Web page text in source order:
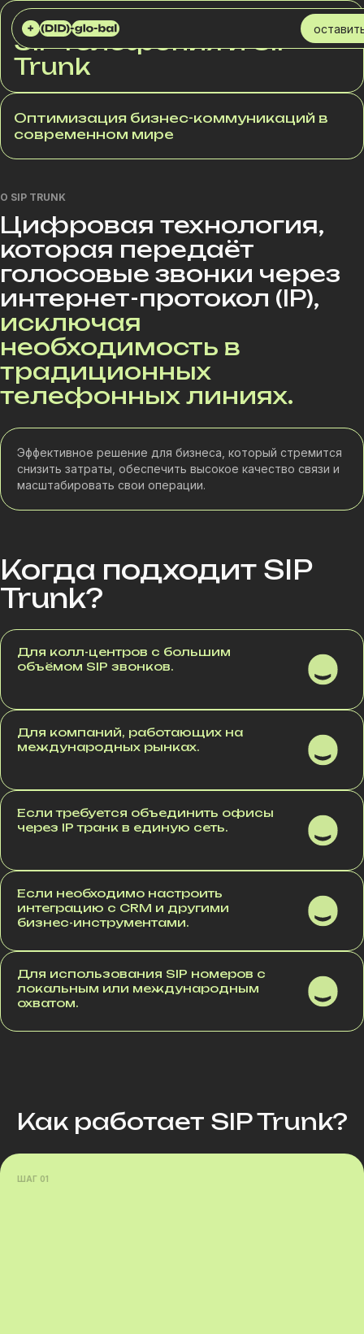
Оптимизация бизнес-коммуникаций в
современном мире
DID GLOBAL УСЛУГИ
SIP телефония и SIP
Trunk
Эффективное решение для бизнеса, который стремится
снизить затраты, обеспечить высокое качество связи и
масштабировать свои операции.
О SIP TRUNK
Цифровая технология,
которая передаёт
голосовые звонки через
интернет-протокол (IP),
исключая
необходимость в
традиционных
телефонных линиях.
Когда подходит SIP
Trunk?
Для колл-центров с большим
объёмом SIP звонков.
Для компаний, работающих на
международных рынках.
Если требуется объединить офисы
через IP транк в единую сеть.
Если необходимо настроить
интеграцию с CRM и другими
бизнес-инструментами.
Для использования SIP номеров с
локальным или международным
охватом.
Как работает SIP Trunk?
ШАГ 01